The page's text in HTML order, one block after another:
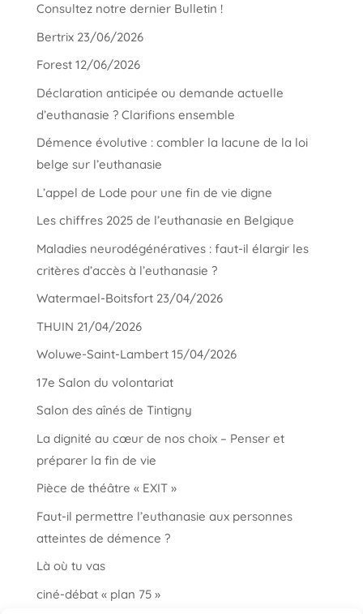
Consultez notre dernier Bulletin !
Bertrix 23/06/2026
Forest 12/06/2026
Déclaration anticipée ou demande actuelle
d’euthanasie ? Clarifions ensemble
Démence évolutive : combler la lacune de la loi
belge sur l’euthanasie
L’appel de Lode pour une fin de vie digne
Les chiffres 2025 de l’euthanasie en Belgique
Maladies neurodégénératives : faut-il élargir les
critères d’accès à l’euthanasie ?
Watermael-Boitsfort 23/04/2026
THUIN 21/04/2026
Woluwe-Saint-Lambert 15/04/2026
17e Salon du volontariat
Salon des aînés de Tintigny
La dignité au cœur de nos choix – Penser et
préparer la fin de vie
Pièce de théâtre « EXIT »
Faut-il permettre l’euthanasie aux personnes
atteintes de démence ?
Là où tu vas
ciné-débat « plan 75 »